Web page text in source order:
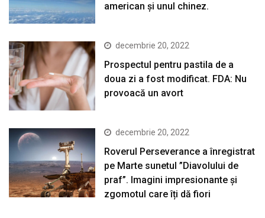
american şi unul chinez.
decembrie 20, 2022
Prospectul pentru pastila de a
doua zi a fost modificat. FDA: Nu
provoacă un avort
decembrie 20, 2022
Roverul Perseverance a înregistrat
pe Marte sunetul ”Diavolului de
praf”. Imagini impresionante și
zgomotul care îți dă fiori